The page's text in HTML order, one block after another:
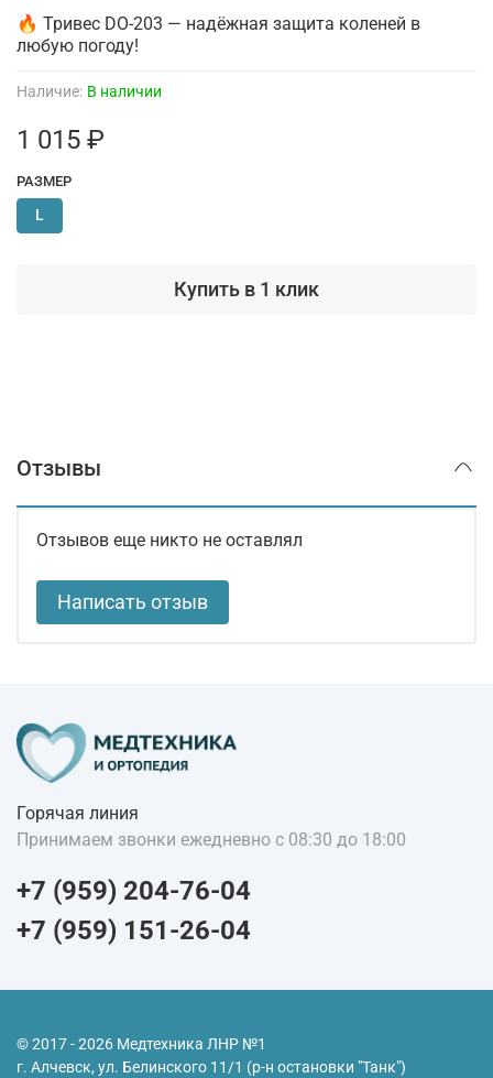
Наличие: В наличии
1 015 ₽
Купить в 1 клик
РАЗМЕР
L
🔥 Тривес DO-203 — надёжная защита коленей в
любую погоду!
Отзывы
Отзывов еще никто не оставлял
Написать отзыв
Горячая линия
Принимаем звонки ежедневно с 08:30 до 18:00
+7 (959) 204-76-04
+7 (959) 151-26-04
© 2017 - 2026 Медтехника ЛНР №1
г. Алчевск, ул. Белинского 11/1 (р-н остановки "Танк")